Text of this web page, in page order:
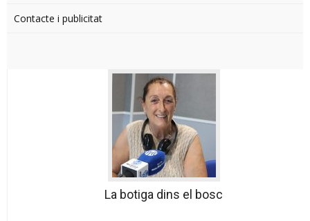
Contacte i publicitat
La botiga dins el bosc